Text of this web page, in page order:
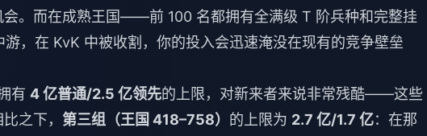
会。而在成熟王国——前 100 名都拥有全满级 T 阶兵种和完整挂
，在 KvK 中被收割，你的投入会迅速淹没在现有的竞争壁垒
有 4 亿普通/2.5 亿领先的上限，对新来者来说非常残酷——这些
之下， 第三组（王国 418–758） 的上限为 2.7 亿/1.7 亿：在那